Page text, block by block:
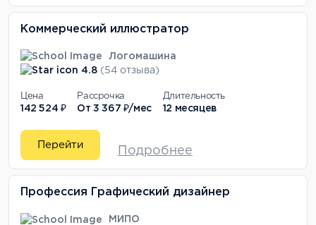
Коммерческий иллюстратор
Логомашина
4.8 (54 отзыва)
Цена
142 524 ₽
Рассрочка
От 3 367 ₽/мес
Длительность
12 месяцев
Перейти
Подробнее
Профессия Графический дизайнер
МИПО